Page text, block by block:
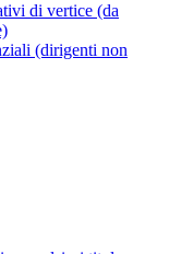
di vertice (da
(dirigenti non